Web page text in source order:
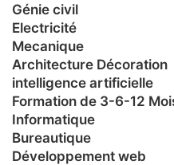
Génie civil
Electricité
Mecanique
Architecture Décoration
intelligence artificielle
Formation de 3-6-12
Informatique
Bureautique
Développement web